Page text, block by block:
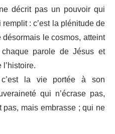
décrit pas un pouvoir qui
: c’est la plénitude de
le cosmos, atteint
parole de Jésus et
la vie portée à son
qui n’écrase pas,
mais embrasse ; qui ne